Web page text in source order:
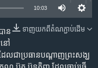
10:03
ទាញ​យក​ពី​តំណភ្ជាប់​ដើម
ន​
ៅ​
ដែល​ជា​ប្រធាន​បណ្ដាញ​ព្រះសង្ឃ​